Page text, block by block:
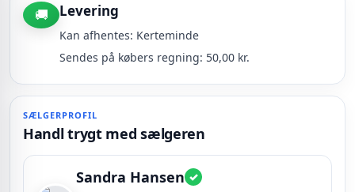
SÆLGERPROFIL
Handl trygt med sælgeren
Sandra Hansen ✓
🚚 Levering
Kan afhentes: Kerteminde
Sendes på købers regning: 50,00 kr.